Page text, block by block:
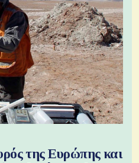
της Ευρώπης και